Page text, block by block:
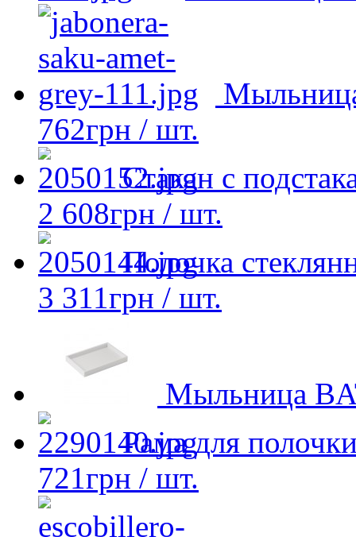
762грн / шт.
Стакан с
2 608грн / шт.
Полочка
3 311грн / шт.
Мыльница
Рама для
721грн / шт.